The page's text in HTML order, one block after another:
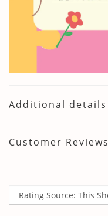
Additional details
Customer Reviews